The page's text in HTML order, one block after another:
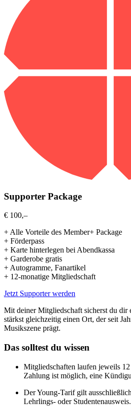
Supporter Package
€ 100,–
+ Alle Vorteile des Member+ Package
+ Förderpass
+ Karte hinterlegen bei Abendkassa
+ Garderobe gratis
+ Autogramme, Fanartikel
+ 12-monatige Mitgliedschaft
Jetzt Supporter werden
Mit deiner Mitgliedschaft sicherst du dir
stärkst gleichzeitig einen Ort, der seit
Musikszene prägt.
Das solltest du wissen
Mitgliedschaften laufen jeweils
Zahlung ist möglich, eine
Der Young-Tarif gilt
Lehrlings- oder Studentenausweis.